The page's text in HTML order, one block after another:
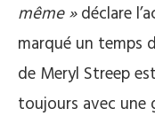
même »déclare
marqué un temps
de Meryl Streep
toujours avec une